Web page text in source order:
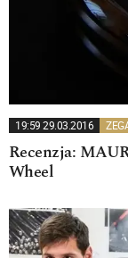
19:59 29.03.2016
Recenzja:
Wheel